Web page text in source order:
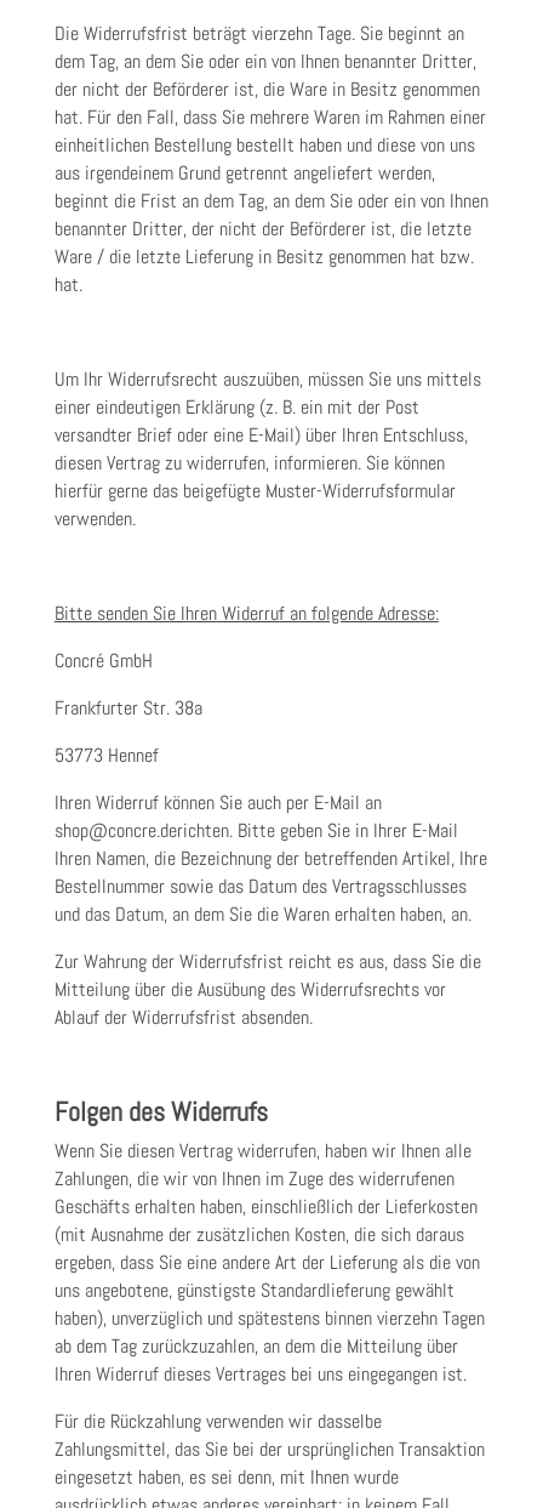
Die Widerrufsfrist beträgt vierzehn Tage. Sie beginnt an
dem Tag, an dem Sie oder ein von Ihnen benannter Dritter,
der nicht der Beförderer ist, die Ware in Besitz genommen
hat. Für den Fall, dass Sie mehrere Waren im Rahmen einer
einheitlichen Bestellung bestellt haben und diese von uns
aus irgendeinem Grund getrennt angeliefert werden,
beginnt die Frist an dem Tag, an dem Sie oder ein von Ihnen
benannter Dritter, der nicht der Beförderer ist, die letzte
Ware / die letzte Lieferung in Besitz genommen hat bzw.
hat.
Um Ihr Widerrufsrecht auszuüben, müssen Sie uns mittels
einer eindeutigen Erklärung (z. B. ein mit der Post
versandter Brief oder eine E-Mail) über Ihren Entschluss,
diesen Vertrag zu widerrufen, informieren. Sie können
hierfür gerne das beigefügte Muster-Widerrufsformular
verwenden.
Bitte senden Sie Ihren Widerruf an folgende Adresse:
Concré GmbH
Frankfurter Str. 38a
53773 Hennef
Ihren Widerruf können Sie auch per E-Mail an
shop@concre.derichten. Bitte geben Sie in Ihrer E-Mail
Ihren Namen, die Bezeichnung der betreffenden Artikel, Ihre
Bestellnummer sowie das Datum des Vertragsschlusses
und das Datum, an dem Sie die Waren erhalten haben, an.
Zur Wahrung der Widerrufsfrist reicht es aus, dass Sie die
Mitteilung über die Ausübung des Widerrufsrechts vor
Ablauf der Widerrufsfrist absenden.
Folgen des Widerrufs
Wenn Sie diesen Vertrag widerrufen, haben wir Ihnen alle
Zahlungen, die wir von Ihnen im Zuge des widerrufenen
Geschäfts erhalten haben, einschließlich der Lieferkosten
(mit Ausnahme der zusätzlichen Kosten, die sich daraus
ergeben, dass Sie eine andere Art der Lieferung als die von
uns angebotene, günstigste Standardlieferung gewählt
haben), unverzüglich und spätestens binnen vierzehn Tagen
ab dem Tag zurückzuzahlen, an dem die Mitteilung über
Ihren Widerruf dieses Vertrages bei uns eingegangen ist.
Für die Rückzahlung verwenden wir dasselbe
Zahlungsmittel, das Sie bei der ursprünglichen Transaktion
eingesetzt haben, es sei denn, mit Ihnen wurde